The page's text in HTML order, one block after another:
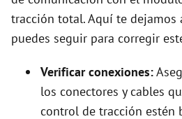
tracción total. Aquí te dejamos
puedes seguir para corregir
Verificar conexiones:
los conectores y cables
control de tracción estén